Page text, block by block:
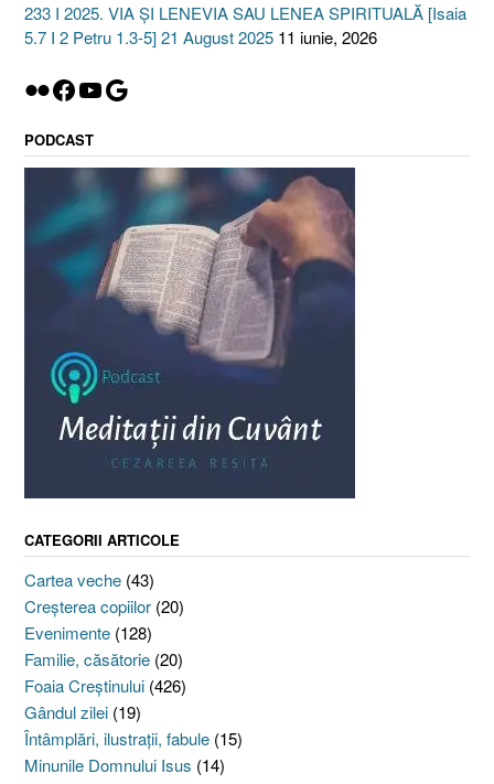
233 I 2025. VIA ȘI LENEVIA SAU LENEA SPIRITUALĂ [Isaia
5.7 I 2 Petru 1.3-5] 21 August 2025 11 iunie, 2026
Flickr
Facebook
YouTube
Google
PODCAST
CATEGORII ARTICOLE
Cartea veche (43)
Creşterea copiilor (20)
Evenimente (128)
Familie, căsătorie (20)
Foaia Creştinului (426)
Gândul zilei (19)
Întâmplări, ilustraţii, fabule (15)
Minunile Domnului Isus (14)